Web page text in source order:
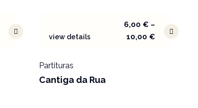
view details
6,00€ –
10,00€
Partituras
Cantiga da Rua